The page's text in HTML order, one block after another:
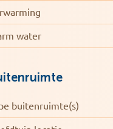
water
buitenruimte(s)